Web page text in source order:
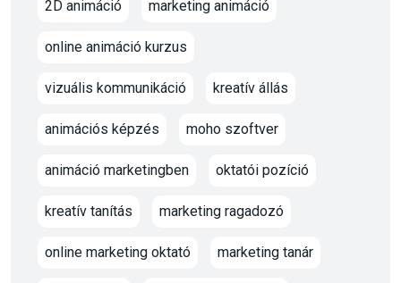
2D animáció marketing animáció
online animáció kurzus
vizuális kommunikáció kreatív állás
animációs képzés moho szoftver
animáció marketingben oktatói pozíció
kreatív tanítás marketing ragadozó
online marketing oktató marketing tanár